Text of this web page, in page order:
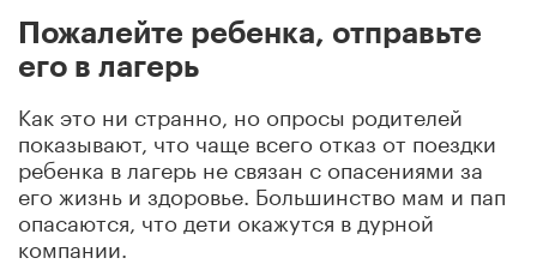
Пожалейте ребенка, отправьте
его в лагерь
Как это ни странно, но опросы родителей
показывают, что чаще всего отказ от поездки
ребенка в лагерь не связан с опасениями за
его жизнь и здоровье. Большинство мам и пап
опасаются, что дети окажутся в дурной
компании.